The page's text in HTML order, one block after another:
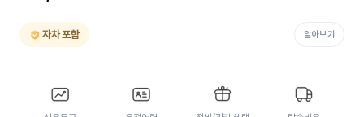
자차 포함 알아보기